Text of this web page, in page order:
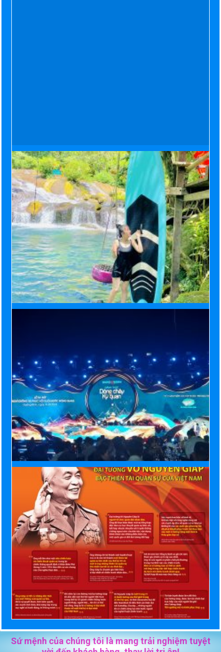
Sứ mệnh của chúng tôi là mang trải nghiệm tuyệt